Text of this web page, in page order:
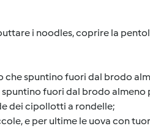
i noodles, coprire la
che spuntino fuori dal brodo
fuori dal brodo almeno
dei cipollotti a rondelle;
e per ultime le uova con